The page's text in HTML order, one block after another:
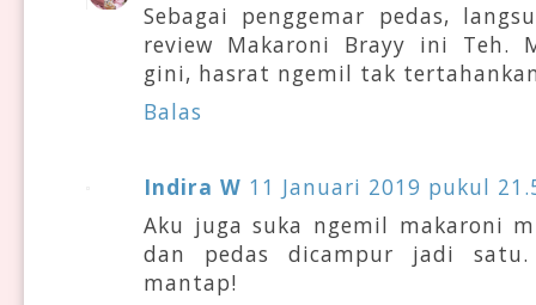
Sebagai penggemar pedas,
review Makaroni Brayy ini Teh.
gini, hasrat ngemil tak
Balas
Indira W 11 Januari 2019 pukul
Aku juga suka ngemil makaroni
dan pedas dicampur jadi
mantap!